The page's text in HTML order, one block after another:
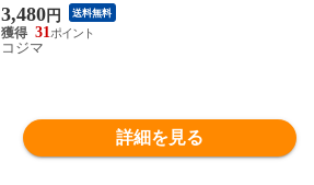
3,480円 送料無料
31
コジマ
詳細を見る